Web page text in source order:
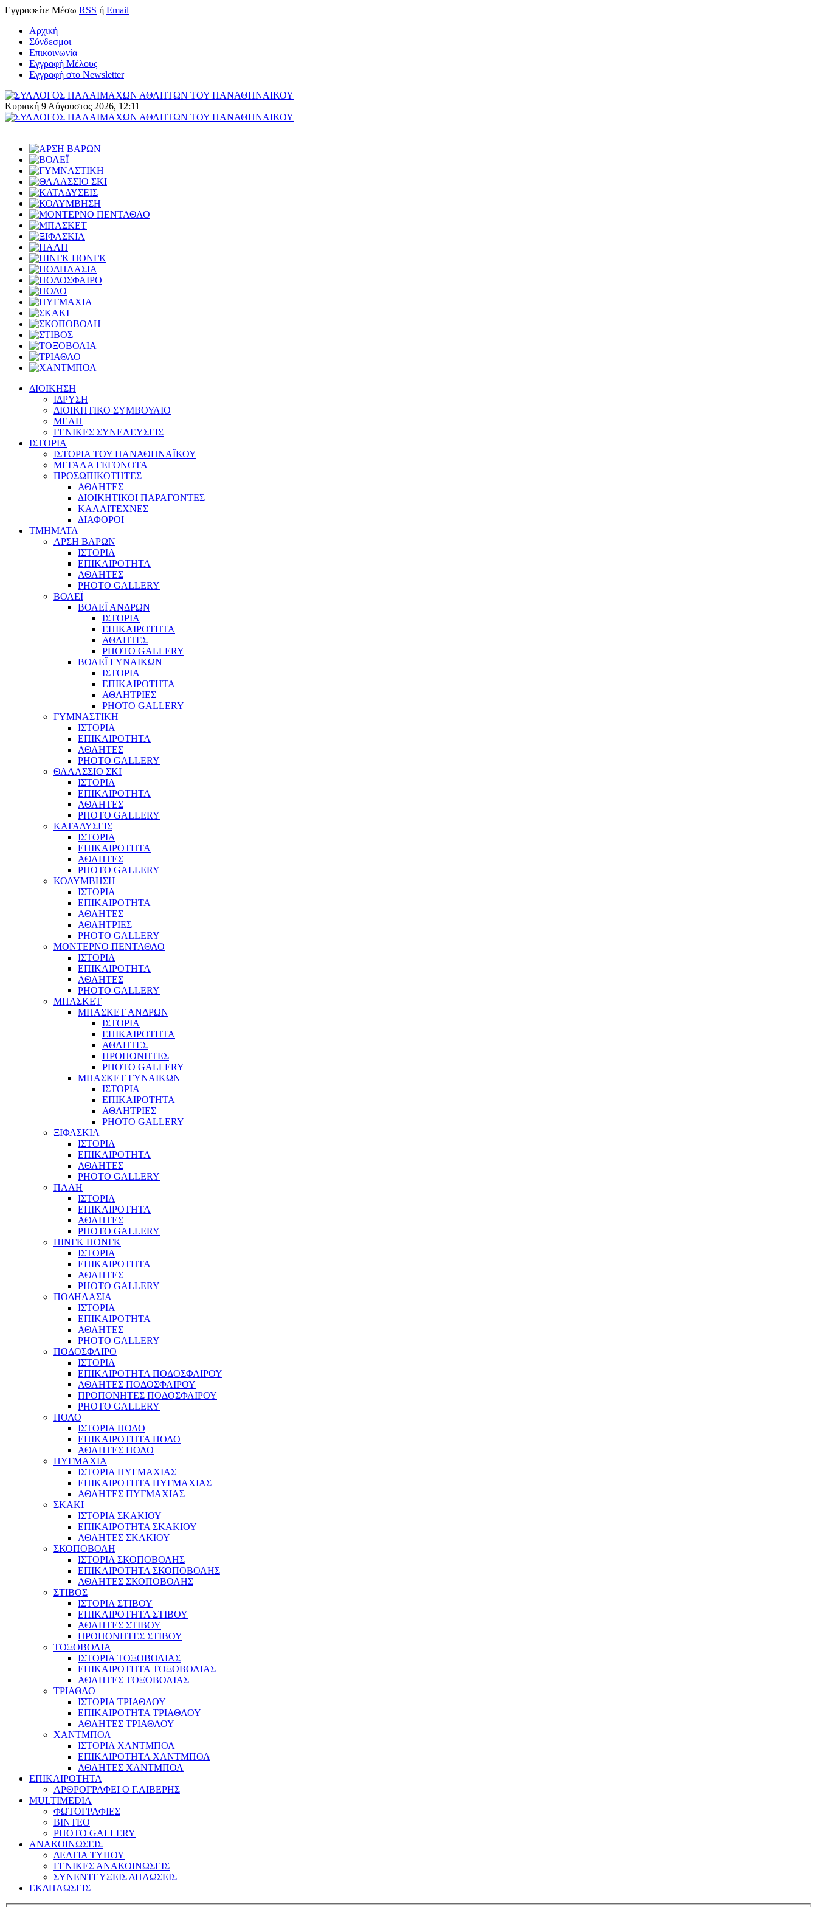
Εγγραφείτε Μέσω RSS ή Email
Αρχική
Σύνδεσμοι
Επικοινωνία
Εγγραφή Μέλους
Εγγραφή στο Newsletter
Κυριακή 9 Αύγουστος 2026, 12:11
ΔΙΟΙΚΗΣΗ
ΙΔΡΥΣΗ
ΔΙΟΙΚΗΤΙΚΟ ΣΥΜΒΟΥΛΙΟ
ΜΕΛΗ
ΓΕΝΙΚΕΣ ΣΥΝΕΛΕΥΣΕΙΣ
ΙΣΤΟΡΙΑ
ΙΣΤΟΡΙΑ ΤΟΥ ΠΑΝΑΘΗΝΑΪΚΟΥ
ΜΕΓΑΛΑ ΓΕΓΟΝΟΤΑ
ΠΡΟΣΩΠΙΚΟΤΗΤΕΣ
ΑΘΛΗΤΕΣ
ΔΙΟΙΚΗΤΙΚΟΙ ΠΑΡΑΓΟΝΤΕΣ
ΚΑΛΛΙΤΕΧΝΕΣ
ΔΙΑΦΟΡΟΙ
ΤΜΗΜΑΤΑ
ΑΡΣΗ ΒΑΡΩΝ
ΙΣΤΟΡΙΑ
ΕΠΙΚΑΙΡΟΤΗΤΑ
ΑΘΛΗΤΕΣ
PHOTO GALLERY
ΒΟΛΕΪ
ΒΟΛΕΪ ΑΝΔΡΩΝ
ΙΣΤΟΡΙΑ
ΕΠΙΚΑΙΡΟΤΗΤΑ
ΑΘΛΗΤΕΣ
PHOTO GALLERY
ΒΟΛΕΪ ΓΥΝΑΙΚΩΝ
ΙΣΤΟΡΙΑ
ΕΠΙΚΑΙΡΟΤΗΤΑ
ΑΘΛΗΤΡΙΕΣ
PHOTO GALLERY
ΓΥΜΝΑΣΤΙΚΗ
ΙΣΤΟΡΙΑ
ΕΠΙΚΑΙΡΟΤΗΤΑ
ΑΘΛΗΤΕΣ
PHOTO GALLERY
ΘΑΛΑΣΣΙΟ ΣΚΙ
ΙΣΤΟΡΙΑ
ΕΠΙΚΑΙΡΟΤΗΤΑ
ΑΘΛΗΤΕΣ
PHOTO GALLERY
ΚΑΤΑΔΥΣΕΙΣ
ΙΣΤΟΡΙΑ
ΕΠΙΚΑΙΡΟΤΗΤΑ
ΑΘΛΗΤΕΣ
PHOTO GALLERY
ΚΟΛΥΜΒΗΣΗ
ΙΣΤΟΡΙΑ
ΕΠΙΚΑΙΡΟΤΗΤΑ
ΑΘΛΗΤΕΣ
ΑΘΛΗΤΡΙΕΣ
PHOTO GALLERY
ΜΟΝΤΕΡΝΟ ΠΕΝΤΑΘΛΟ
ΙΣΤΟΡΙΑ
ΕΠΙΚΑΙΡΟΤΗΤΑ
ΑΘΛΗΤΕΣ
PHOTO GALLERY
ΜΠΑΣΚΕΤ
ΜΠΑΣΚΕΤ ΑΝΔΡΩΝ
ΙΣΤΟΡΙΑ
ΕΠΙΚΑΙΡΟΤΗΤΑ
ΑΘΛΗΤΕΣ
ΠΡΟΠΟΝΗΤΕΣ
PHOTO GALLERY
ΜΠΑΣΚΕΤ ΓΥΝΑΙΚΩΝ
ΙΣΤΟΡΙΑ
ΕΠΙΚΑΙΡΟΤΗΤΑ
ΑΘΛΗΤΡΙΕΣ
PHOTO GALLERY
ΞΙΦΑΣΚΙΑ
ΙΣΤΟΡΙΑ
ΕΠΙΚΑΙΡΟΤΗΤΑ
ΑΘΛΗΤΕΣ
PHOTO GALLERY
ΠΑΛΗ
ΙΣΤΟΡΙΑ
ΕΠΙΚΑΙΡΟΤΗΤΑ
ΑΘΛΗΤΕΣ
PHOTO GALLERY
ΠΙΝΓΚ ΠΟΝΓΚ
ΙΣΤΟΡΙΑ
ΕΠΙΚΑΙΡΟΤΗΤΑ
ΑΘΛΗΤΕΣ
PHOTO GALLERY
ΠΟΔΗΛΑΣΙΑ
ΙΣΤΟΡΙΑ
ΕΠΙΚΑΙΡΟΤΗΤΑ
ΑΘΛΗΤΕΣ
PHOTO GALLERY
ΠΟΔΟΣΦΑΙΡΟ
ΙΣΤΟΡΙΑ
ΕΠΙΚΑΙΡΟΤΗΤΑ ΠΟΔΟΣΦΑΙΡΟΥ
ΑΘΛΗΤΕΣ ΠΟΔΟΣΦΑΙΡΟΥ
ΠΡΟΠΟΝΗΤΕΣ ΠΟΔΟΣΦΑΙΡΟΥ
PHOTO GALLERY
ΠΟΛΟ
ΙΣΤΟΡΙΑ ΠΟΛΟ
ΕΠΙΚΑΙΡΟΤΗΤΑ ΠΟΛΟ
ΑΘΛΗΤΕΣ ΠΟΛΟ
ΠΥΓΜΑΧΙΑ
ΙΣΤΟΡΙΑ ΠΥΓΜΑΧΙΑΣ
ΕΠΙΚΑΙΡΟΤΗΤΑ ΠΥΓΜΑΧΙΑΣ
ΑΘΛΗΤΕΣ ΠΥΓΜΑΧΙΑΣ
ΣΚΑΚΙ
ΙΣΤΟΡΙΑ ΣΚΑΚΙΟΥ
ΕΠΙΚΑΙΡΟΤΗΤΑ ΣΚΑΚΙΟΥ
ΑΘΛΗΤΕΣ ΣΚΑΚΙΟΥ
ΣΚΟΠΟΒΟΛΗ
ΙΣΤΟΡΙΑ ΣΚΟΠΟΒΟΛΗΣ
ΕΠΙΚΑΙΡΟΤΗΤΑ ΣΚΟΠΟΒΟΛΗΣ
ΑΘΛΗΤΕΣ ΣΚΟΠΟΒΟΛΗΣ
ΣΤΙΒΟΣ
ΙΣΤΟΡΙΑ ΣΤΙΒΟΥ
ΕΠΙΚΑΙΡΟΤΗΤΑ ΣΤΙΒΟΥ
ΑΘΛΗΤΕΣ ΣΤΙΒΟΥ
ΠΡΟΠΟΝΗΤΕΣ ΣΤΙΒΟΥ
ΤΟΞΟΒΟΛΙΑ
ΙΣΤΟΡΙΑ ΤΟΞΟΒΟΛΙΑΣ
ΕΠΙΚΑΙΡΟΤΗΤΑ ΤΟΞΟΒΟΛΙΑΣ
ΑΘΛΗΤΕΣ ΤΟΞΟΒΟΛΙΑΣ
ΤΡΙΑΘΛΟ
ΙΣΤΟΡΙΑ ΤΡΙΑΘΛΟΥ
ΕΠΙΚΑΙΡΟΤΗΤΑ ΤΡΙΑΘΛΟΥ
ΑΘΛΗΤΕΣ ΤΡΙΑΘΛΟΥ
ΧΑΝΤΜΠΟΛ
ΙΣΤΟΡΙΑ ΧΑΝΤΜΠΟΛ
ΕΠΙΚΑΙΡΟΤΗΤΑ ΧΑΝΤΜΠΟΛ
ΑΘΛΗΤΕΣ ΧΑΝΤΜΠΟΛ
ΕΠΙΚΑΙΡΟΤΗΤΑ
ΑΡΘΡΟΓΡΑΦΕΙ Ο Γ.ΛΙΒΕΡΗΣ
MULTIMEDIA
ΦΩΤΟΓΡΑΦΙΕΣ
ΒΙΝΤΕΟ
PHOTO GALLERY
ΑΝΑΚΟΙΝΩΣΕΙΣ
ΔΕΛΤΙΑ ΤΥΠΟΥ
ΓΕΝΙΚΕΣ ΑΝΑΚΟΙΝΩΣΕΙΣ
ΣΥΝΕΝΤΕΥΞΕΙΣ ΔΗΛΩΣΕΙΣ
ΕΚΔΗΛΩΣΕΙΣ